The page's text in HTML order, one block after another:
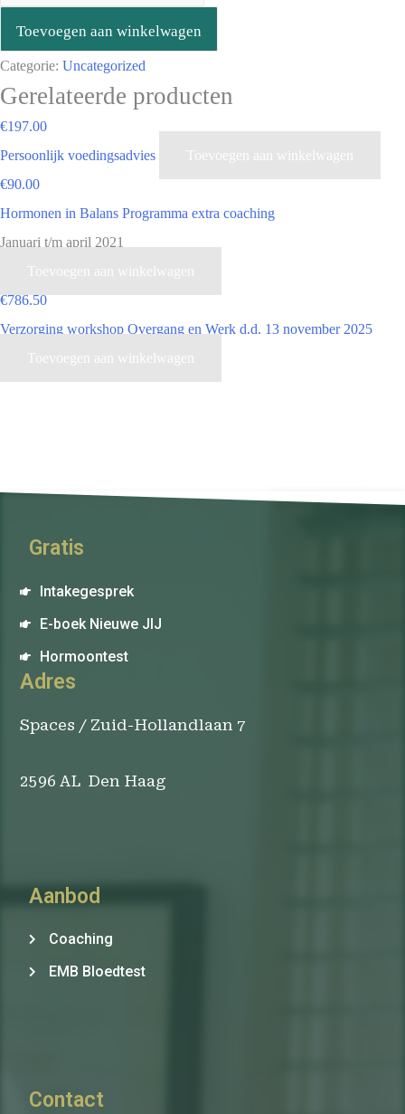
Toevoegen aan winkelwagen
Categorie: Uncategorized
Gerelateerde producten
€197.00
Persoonlijk voedingsadvies
Toevoegen aan winkelwagen
€90.00
Hormonen in Balans Programma extra coaching
Januari t/m april 2021
Toevoegen aan winkelwagen
€786.50
Verzorging workshop Overgang en Werk d.d. 13 november 2025
Toevoegen aan winkelwagen
Gratis
Intakegesprek
E-boek Nieuwe JIJ
Hormoontest
Adres
Spaces / Zuid-Hollandlaan 7
2596 AL Den Haag
Aanbod
Coaching
EMB Bloedtest
Contact